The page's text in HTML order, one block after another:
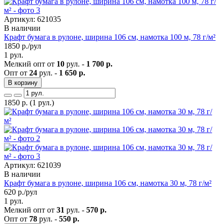
Артикул: 621035
В наличии
Крафт бумага в рулоне, ширина 106 см, намотка 100 м, 78 г/м²
1850 р./рул
1 рул.
Мелкий опт от 10 рул. - 1 700 р.
Опт от 24 рул. - 1 650 р.
В корзину
1850 р. (1 рул.)
Артикул: 621039
В наличии
Крафт бумага в рулоне, ширина 106 см, намотка 30 м, 78 г/м²
620 р./рул
1 рул.
Мелкий опт от 31 рул. - 570 р.
Опт от 78 рул. - 550 р.